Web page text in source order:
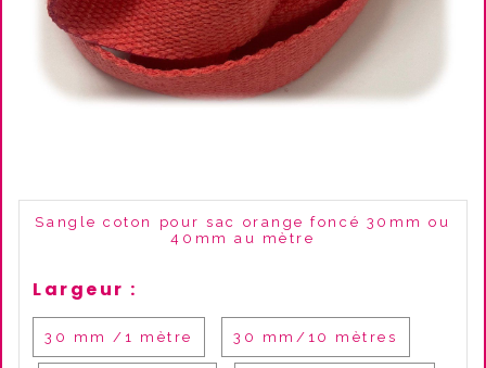
Sangle coton pour sac orange foncé 30mm ou
40mm au mètre
Largeur :
30 mm /1 mètre 30 mm/10 mètres